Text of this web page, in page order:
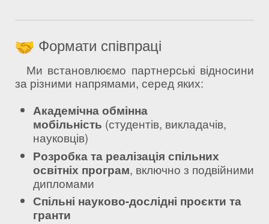
Формати співпраці
Ми встановлюємо партнерські відносини
за різними напрямами, серед яких:
Академічна обмінна
мобільність (студентів, викладачів,
науковців)
Розробка та реалізація спільних
освітніх програм, включно з подвійними
дипломами
Спільні науково-дослідні проєкти та
гранти